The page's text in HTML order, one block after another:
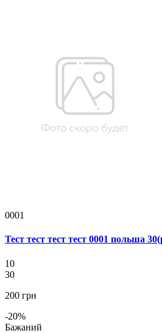
0001
Тест тест тест тест 0001 польша
10
30
200 грн
-20%
Бажаний